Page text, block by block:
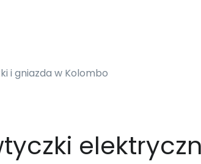
i gniazda w Kolombo